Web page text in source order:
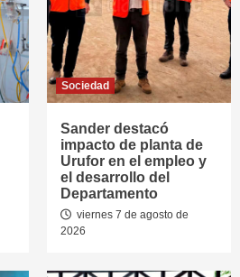
Sociedad
Sander destacó
impacto de planta de
Urufor en el empleo y
el desarrollo del
Departamento
viernes 7 de agosto de
2026